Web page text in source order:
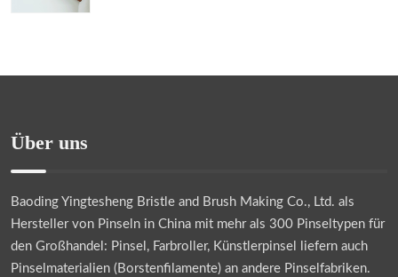
Über uns
Baoding Yingtesheng Bristle and Brush Making Co., Ltd. als
Hersteller von Pinseln in China mit mehr als 300 Pinseltypen für
den Großhandel: Pinsel, Farbroller, Künstlerpinsel liefern auch
Pinselmaterialien (Borstenfilamente) an andere Pinselfabriken.